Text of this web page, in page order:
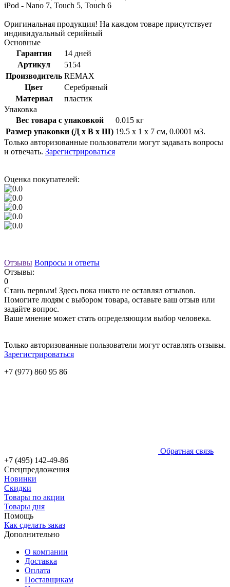
iPod - Nano 7, Touch 5, Touch 6
Оригинальная продукция! На каждом товаре присутствует
индивидуальный серийный
Основные
Гарантия
14 дней
Артикул
5154
Производитель REMAX
Цвет
Серебряный
Материал
пластик
Упаковка
Вес товара с упаковкой
0.015 кг
Размер упаковки (Д x В x Ш) 19.5 x 1 x 7 см, 0.0001 м3.
Только авторизованные пользователи могут задавать вопросы
и отвечать. Зарегистрироваться
Оценка покупателей:
Отзывы Вопросы и ответы
Отзывы:
0
Стань первым! Здесь пока никто не оставлял отзывов.
Помогите людям с выбором товара, оставьте ваш отзыв или
задайте вопрос.
Ваше мнение может стать определяющим выбор человека.
Только авторизованные пользователи могут оставлять отзывы.
Зарегистрироваться
+7 (977) 860 95 86
Обратная связь
+7 (495) 142-49-86
Спецпредложения
Новинки
Скидки
Товары по акции
Товары дня
Помощь
Как сделать заказ
Дополнительно
О компании
Доставка
Оплата
Поставщикам